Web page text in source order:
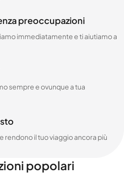
preoccupazioni
immediatamente e ti aiutiamo a
sempre e ovunque a tua
rendono il tuo viaggio ancora più
popolari